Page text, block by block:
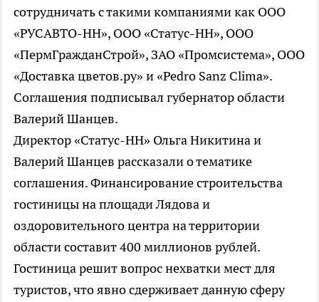
сотрудничать с такими компаниями как ООО
«РУСАВТО-НН», ООО «Статус-НН», ООО
«ПермГражданСтрой», ЗАО «Промсистема», ООО
«Доставка цветов.ру» и «Pedro Sanz Clima».
Соглашения подписывал губернатор области
Валерий Шанцев.
Директор «Статус-НН» Ольга Никитина и
Валерий Шанцев рассказали о тематике
соглашения. Финансирование строительства
гостиницы на площади Лядова и
оздоровительного центра на территории
области составит 400 миллионов рублей.
Гостиница решит вопрос нехватки мест для
туристов, что явно сдерживает данную сферу